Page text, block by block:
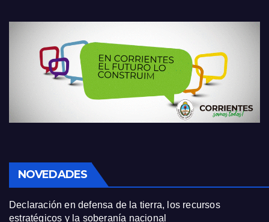
NOVEDADES
Declaración en defensa de la tierra, los recursos
estratégicos y la soberanía nacional